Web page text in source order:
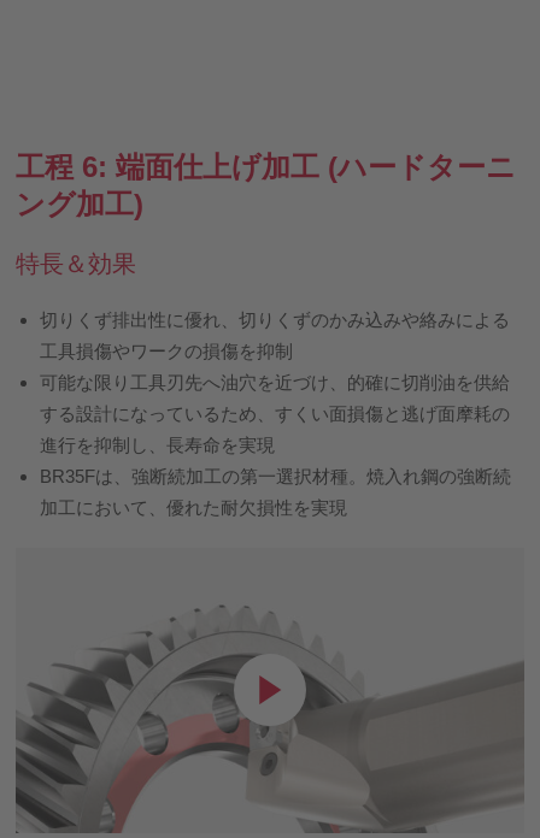
工程 6: 端面仕上げ加工 (ハードターニ
ング加工)
特長＆効果
切りくず排出性に優れ、切りくずのかみ込みや絡みによる
工具損傷やワークの損傷を抑制
可能な限り工具刃先へ油穴を近づけ、的確に切削油を供給
する設計になっているため、すくい面損傷と逃げ面摩耗の
進行を抑制し、長寿命を実現
BR35Fは、強断続加工の第一選択材種。焼入れ鋼の強断続
加工において、優れた耐欠損性を実現